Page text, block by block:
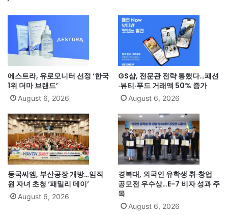
에스트라, 유로모니터 선정 ‘한국
1위 더마 브랜드’
August 6, 2026
GS샵, 전문관 전략 통했다…패션
·뷰티·푸드 거래액 50% 증가
August 6, 2026
동국씨엠, 부산공장 개방…임직
원 자녀 초청 ‘패밀리 데이’
August 6, 2026
경복대, 외국인 유학생 취·창업
공모전 우수상…E-7 비자 성과 주
목
August 6, 2026